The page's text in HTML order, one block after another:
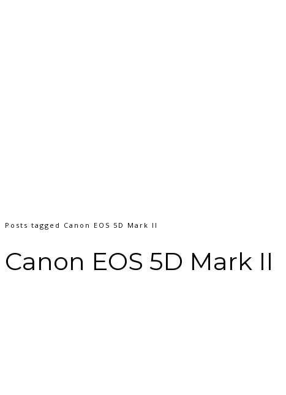
Posts tagged Canon EOS 5D Mark II
Canon EOS 5D Mark II